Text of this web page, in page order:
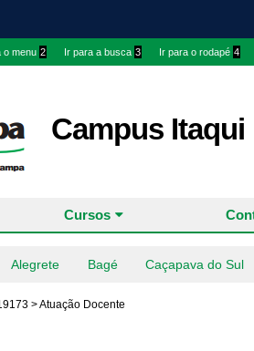
o menu 2 Ir para a busca 3 Ir para o rodapé 4
Campus Itaqui
Cursos
Alegrete Bagé Caçapava do Sul
>Atuação Docente